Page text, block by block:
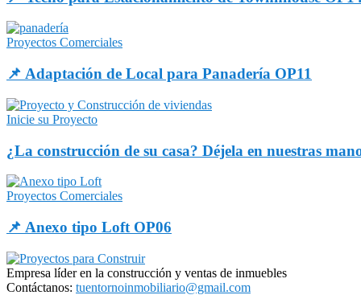
Proyectos Comerciales
📌 Adaptación de Local para Panadería OP11
Inicie su Proyecto
¿La construcción de su casa? Déjela en nuestras
Proyectos Comerciales
📌 Anexo tipo Loft OP06
Empresa líder en la construcción y ventas de inmuebles
Contáctanos: tuentornoinmobiliario@gmail.com